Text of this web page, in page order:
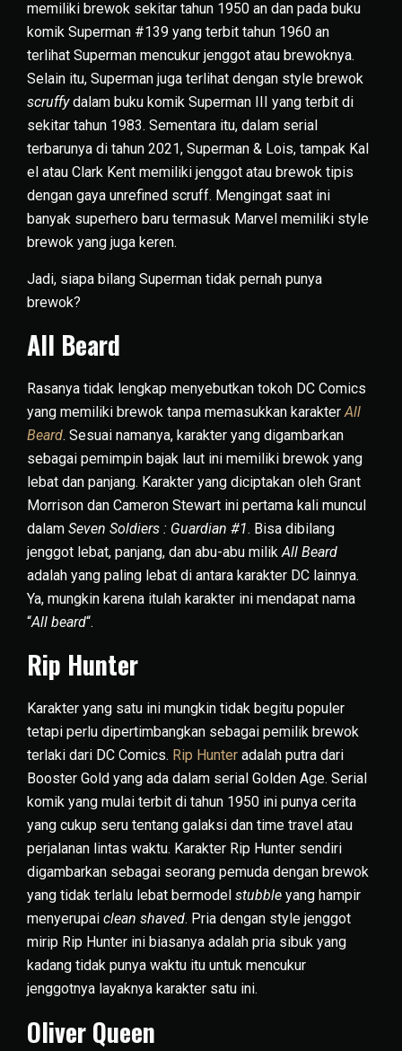
memiliki brewok sekitar tahun 1950 an dan pada buku
komik Superman #139 yang terbit tahun 1960 an
terlihat Superman mencukur jenggot atau brewoknya.
Selain itu, Superman juga terlihat dengan style brewok
scruffydalam buku komik Superman III yang terbit di
sekitar tahun 1983. Sementara itu, dalam serial
terbarunya di tahun 2021, Superman & Lois, tampak Kal
el atau Clark Kent memiliki jenggot atau brewok tipis
dengan gaya unrefined scruff. Mengingat saat ini
banyak superhero baru termasuk Marvel memiliki style
brewok yang juga keren.
Jadi, siapa bilang Superman tidak pernah punya
brewok?
All Beard
Rasanya tidak lengkap menyebutkan tokoh DC Comics
yang memiliki brewok tanpa memasukkan karakterAll
Beard. Sesuai namanya, karakter yang digambarkan
sebagai pemimpin bajak laut ini memiliki brewok yang
lebat dan panjang. Karakter yang diciptakan oleh Grant
Morrison dan Cameron Stewart ini pertama kali muncul
dalam Seven Soldiers : Guardian #1. Bisa dibilang
jenggot lebat, panjang, dan abu-abu milikAll Beard
adalah yang paling lebat di antara karakter DC lainnya.
Ya, mungkin karena itulah karakter ini mendapat nama
“All beard“.
Rip Hunter
Karakter yang satu ini mungkin tidak begitu populer
tetapi perlu dipertimbangkan sebagai pemilik brewok
terlaki dari DC Comics. Rip Hunter adalah putra dari
Booster Gold yang ada dalam serial Golden Age. Serial
komik yang mulai terbit di tahun 1950 ini punya cerita
yang cukup seru tentang galaksi dan time travel atau
perjalanan lintas waktu. Karakter Rip Hunter sendiri
digambarkan sebagai seorang pemuda dengan brewok
yang tidak terlalu lebat bermodel stubble yang hampir
menyerupai clean shaved. Pria dengan style jenggot
mirip Rip Hunter ini biasanya adalah pria sibuk yang
kadang tidak punya waktu itu untuk mencukur
jenggotnya layaknya karakter satu ini.
Oliver Queen